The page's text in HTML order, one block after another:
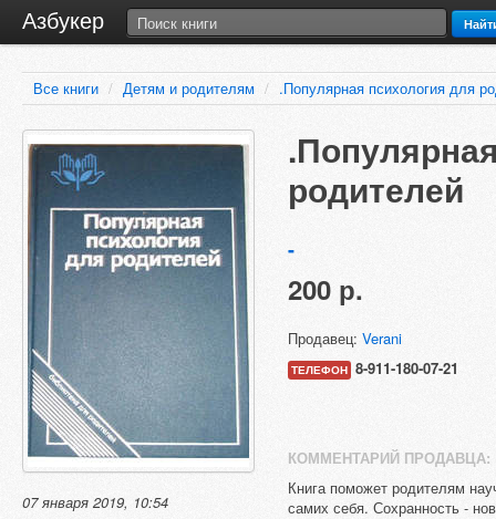
Азбукер
Все книги / Детям и родителям / .Популярная психология для
07 января 2019, 10:54
родителей
-
200 р.
Продавец: Verani
ТЕЛЕФОН 8-911-180-07-21
КОММЕНТАРИЙ ПРОДАВЦА:
Книга поможет родителям
самих себя. Сохранность -